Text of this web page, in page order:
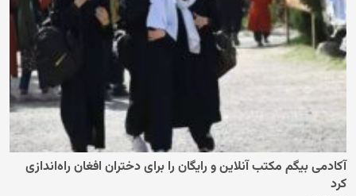
آکادمی بیگم مکتب آنلاین و رایگان را برای دختران افغان راه‌اندازی
کرد